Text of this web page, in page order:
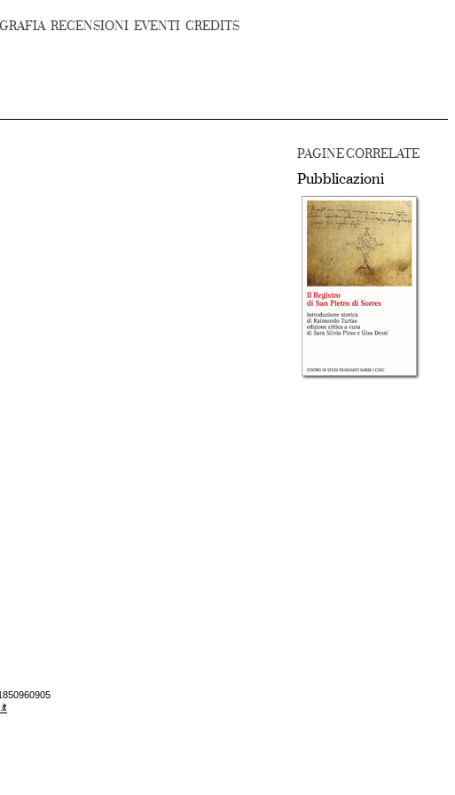
RECENSIONI EVENTI CREDITS
PAGINE CORRELATE
Pubblicazioni